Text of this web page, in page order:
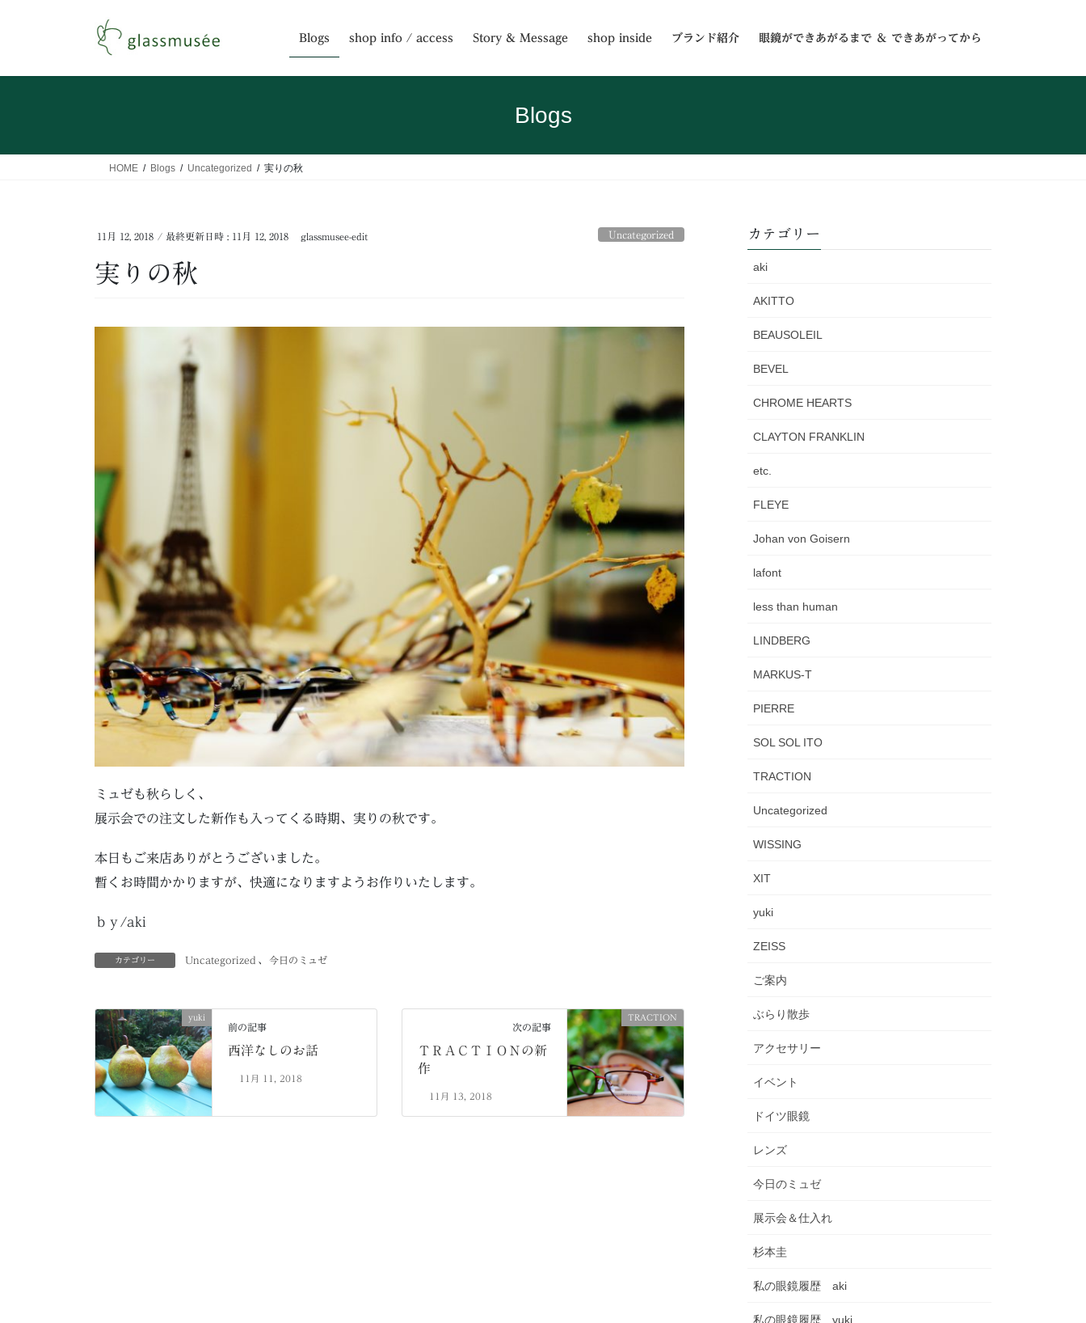
Blogs shop info / access Story & Message shop inside ブランド紹介 眼鏡ができあがるまで ＆ できあがってから
Blogs
HOME Blogs Uncategorized 実りの秋
11月 12, 2018 / 最終更新日時 : 11月 12, 2018 glassmusee-edit Uncategorized
実りの秋
ミュゼも秋らしく、
展示会での注文した新作も入ってくる時期、実りの秋です。
本日もご来店ありがとうございました。
暫くお時間かかりますが、快適になりますようお作りいたします。
ｂｙ/aki
カテゴリー Uncategorized 、 今日のミュゼ
yuki
前の記事
西洋なしのお話
11月 11, 2018
TRACTION
次の記事
ＴＲＡＣＴＩＯＮの新
作
11月 13, 2018
カテゴリー
aki
AKITTO
BEAUSOLEIL
BEVEL
CHROME HEARTS
CLAYTON FRANKLIN
etc.
FLEYE
Johan von Goisern
lafont
less than human
LINDBERG
MARKUS-T
PIERRE
SOL SOL ITO
TRACTION
Uncategorized
WISSING
XIT
yuki
ZEISS
ご案内
ぶらり散歩
アクセサリー
イベント
ドイツ眼鏡
レンズ
今日のミュゼ
展示会＆仕入れ
杉本圭
私の眼鏡履歴 aki
私の眼鏡履歴 yuki